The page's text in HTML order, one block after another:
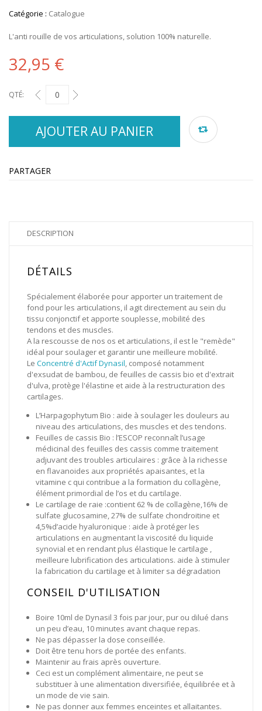
Catégorie : Catalogue
L'anti rouille de vos articulations, solution 100% naturelle.
32,95 €
QTÉ:
AJOUTER AU PANIER
PARTAGER
DESCRIPTION
DÉTAILS
Spécialement élaborée pour apporter un traitement de
fond pour les articulations, il agit directement au sein du
tissu conjonctif et apporte souplesse, mobilité des
tendons et des muscles.
A la rescousse de nos os et articulations, il est le "remède"
idéal pour soulager et garantir une meilleure mobilité.
Le Concentré d'Actif Dynasil, composé notamment
d'exsudat de bambou, de feuilles de cassis bio et d'extrait
d'ulva, protège l'élastine et aide à la restructuration des
cartilages.
L’Harpagophytum Bio : aide à soulager les douleurs au
niveau des articulations, des muscles et des tendons.
Feuilles de cassis Bio : l’ESCOP reconnaît l’usage
médicinal des feuilles des cassis comme traitement
adjuvant des troubles articulaires : grâce à la richesse
en flavanoides aux propriétés apaisantes, et la
vitamine c qui contribue a la formation du collagène,
élément primordial de l’os et du cartilage.
Le cartilage de raie :contient 62 % de collagène,16% de
sulfate glucosamine, 27% de sulfate chondroitine et
4,5%d’acide hyaluronique : aide à protéger les
articulations en augmentant la viscosité du liquide
synovial et en rendant plus élastique le cartilage ,
meilleure lubrification des articulations. aide à stimuler
la fabrication du cartilage et à limiter sa dégradation
CONSEIL D'UTILISATION
Boire 10ml de Dynasil 3 fois par jour, pur ou dilué dans
un peu d’eau, 10 minutes avant chaque repas.
Ne pas dépasser la dose conseillée.
Doit être tenu hors de portée des enfants.
Maintenir au frais après ouverture.
Ceci est un complément alimentaire, ne peut se
substituer à une alimentation diversifiée, équilibrée et à
un mode de vie sain.
Ne pas donner aux femmes enceintes et allaitantes.